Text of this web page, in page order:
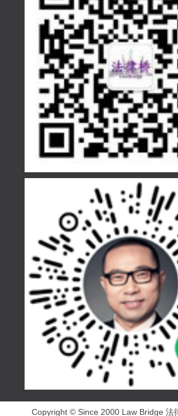
Copyright © Since 2000 Law Bridge 法